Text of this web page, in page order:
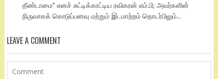
தீண்டாமை” எனச் சுட்டிக்காட்டிய ரவிகரன் எம்.பி; அவர்களின்
நிருவாகக் கொடுப்பனவு மற்றும் இடமாற்றம் தொடர்பிலும்...
LEAVE A COMMENT